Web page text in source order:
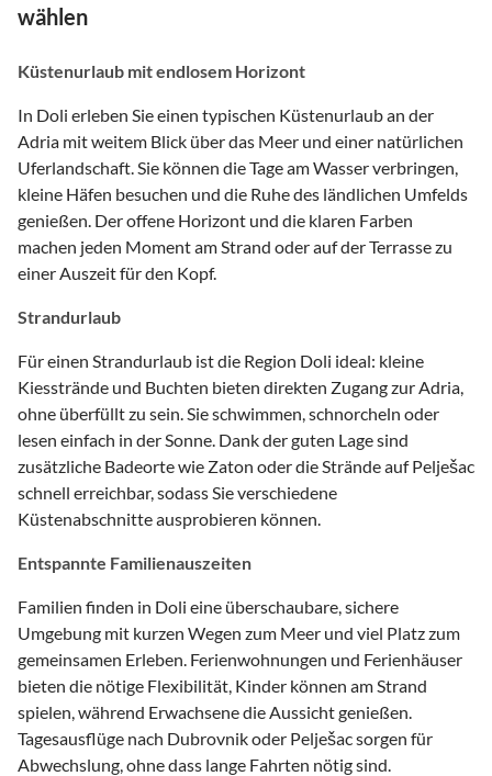
wählen
Küstenurlaub mit endlosem Horizont
In Doli erleben Sie einen typischen Küstenurlaub an der
Adria mit weitem Blick über das Meer und einer natürlichen
Uferlandschaft. Sie können die Tage am Wasser verbringen,
kleine Häfen besuchen und die Ruhe des ländlichen Umfelds
genießen. Der offene Horizont und die klaren Farben
machen jeden Moment am Strand oder auf der Terrasse zu
einer Auszeit für den Kopf.
Strandurlaub
Für einen Strandurlaub ist die Region Doli ideal: kleine
Kiesstrände und Buchten bieten direkten Zugang zur Adria,
ohne überfüllt zu sein. Sie schwimmen, schnorcheln oder
lesen einfach in der Sonne. Dank der guten Lage sind
zusätzliche Badeorte wie Zaton oder die Strände auf Pelješac
schnell erreichbar, sodass Sie verschiedene
Küstenabschnitte ausprobieren können.
Entspannte Familienauszeiten
Familien finden in Doli eine überschaubare, sichere
Umgebung mit kurzen Wegen zum Meer und viel Platz zum
gemeinsamen Erleben. Ferienwohnungen und Ferienhäuser
bieten die nötige Flexibilität, Kinder können am Strand
spielen, während Erwachsene die Aussicht genießen.
Tagesausflüge nach Dubrovnik oder Pelješac sorgen für
Abwechslung, ohne dass lange Fahrten nötig sind.